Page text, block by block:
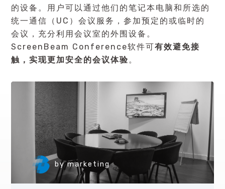
的设备。用户可以通过他们的笔记本电脑和所选的
统一通信（UC）会议服务，参加预定的或临时的
会议，充分利用会议室的外围设备。
ScreenBeam Conference软件可有效避免接
触，实现更加安全的会议体验 。
by marketing